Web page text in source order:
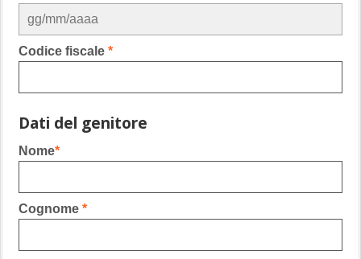
Codice fiscale *
Dati del genitore
Nome*
Cognome *